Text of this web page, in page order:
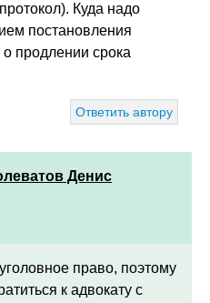
Куда надо
постановления
продлении срока
Ответить автору
Денис
право, поэтому
к адвокату с